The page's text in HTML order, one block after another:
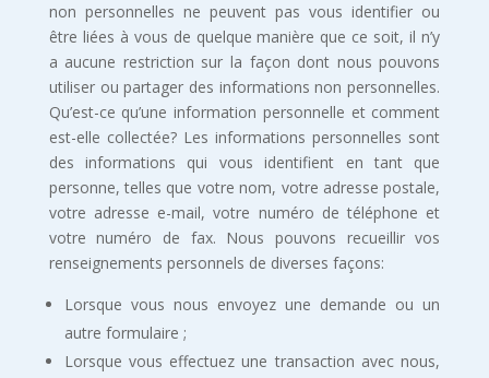
non personnelles ne peuvent pas vous identifier ou
être liées à vous de quelque manière que ce soit, il n’y
a aucune restriction sur la façon dont nous pouvons
utiliser ou partager des informations non personnelles.
Qu’est-ce qu’une information personnelle et comment
est-elle collectée? Les informations personnelles sont
des informations qui vous identifient en tant que
personne, telles que votre nom, votre adresse postale,
votre adresse e-mail, votre numéro de téléphone et
votre numéro de fax. Nous pouvons recueillir vos
renseignements personnels de diverses façons:
Lorsque vous nous envoyez une demande ou un
autre formulaire ;
Lorsque vous effectuez une transaction avec nous,